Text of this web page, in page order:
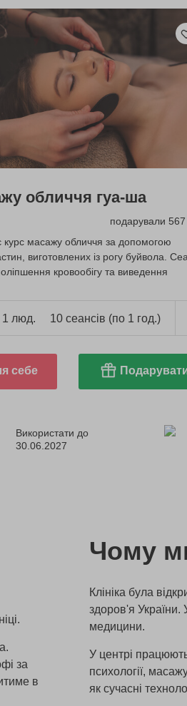
обличчя гуа-ша
подарували 567
курс масажу обличчя за допомогою
виготовлених із рогу буйвола.
кровообігу та виведення
1 люд. 10 сеансів (по 1 год.)
себе
Використати до
30.06.2027
за
в
Чому
Клініка була
здоров'я України.
медицини.
У центрі працюють
психології,
як сучасні